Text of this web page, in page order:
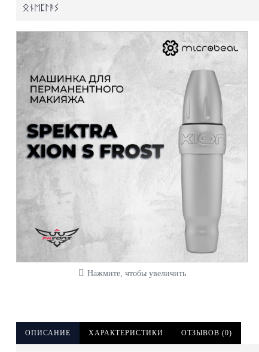
Нажмите, чтобы увеличить
ОПИСАНИЕ ХАРАКТЕРИСТИКИ ОТЗЫВОВ (0)